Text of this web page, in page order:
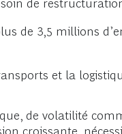
de
de 3,5 millions
et la
de volatilité
croissante,